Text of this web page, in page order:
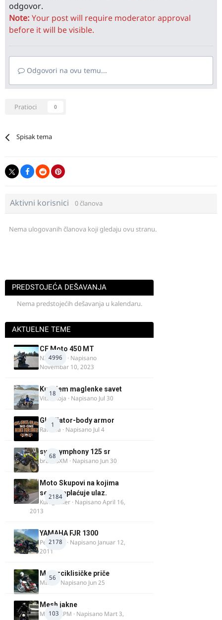
odgovor.
Note: Your post will require moderator approval
before it will be visible.
Odgovori na ovu temu...
Pratioci 0
Spisak tema
Aktivni korisnici 0 članova
Nema ulogovanih članova koji gledaju ovu stranu.
PREDSTOJEĆA DEŠAVANJA
Nema predstojećih dešavanja u kalendaru.
AKTUELNE TEME
4996
CF Moto 450 MT
NIKOLA 1
· Napisano
Novembar 10, 2023
18
Kupujem maglenke savet
Vitez Koja · Napisano Jul 30
1
Gladijator-body armor
Rale-Ča · Napisano Jul 4
68
sym symphony 125 sr
brankoXM · Napisano Jun 30
2184
Moto Skupovi na kojima
se ne naplaćuje ulaz.
Kum_Mixer · NapisanoApril 16,
2013
2178
YAMAHA FJR 1300
Petartdm · Napisano Januar 12,
2011
56
Motorciklisičke priče
MIHO · Napisano Jun 25
103
Mesh jakne
MostarRPM · Napisano Mart 3,